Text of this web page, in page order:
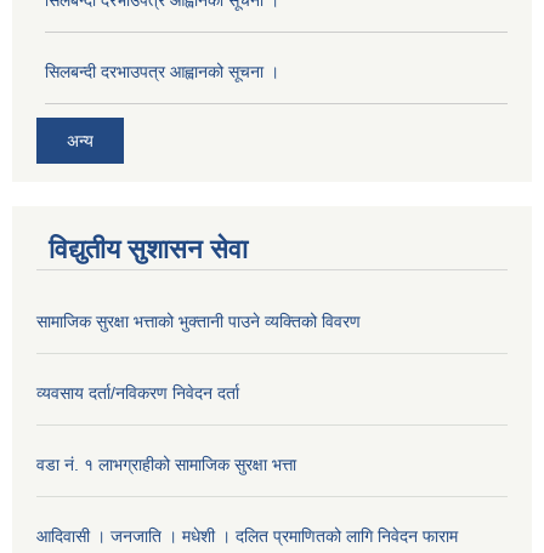
सिलबन्दी दरभाउपत्र आह्वानको सूचना ।
अन्य
विद्युतीय सुशासन सेवा
सामाजिक सुरक्षा भत्ताको भुक्तानी पाउने व्यक्तिको विवरण
व्यवसाय दर्ता/नविकरण निवेदन दर्ता
वडा नं. १ लाभग्राहीको सामाजिक सुरक्षा भत्ता
आदिवासी । जनजाति । मधेशी । दलित प्रमाणितको लागि निवेदन फाराम